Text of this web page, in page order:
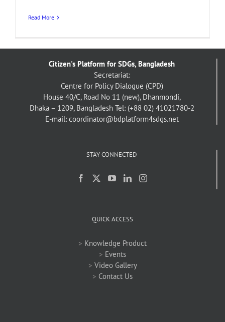
Read More
Citizen's Platform for SDGs, Bangladesh
Secretariat:
Centre for Policy Dialogue (CPD)
House 40/C, Road No 11 (new), Dhanmondi,
Dhaka – 1209, Bangladesh Tel: (+88 02) 41021780-2
E-mail: coordinator@bdplatform4sdgs.net
STAY CONNECTED
QUICK ACCESS
> Knowledge Product
> Events
> Video Gallery
> Contact Us